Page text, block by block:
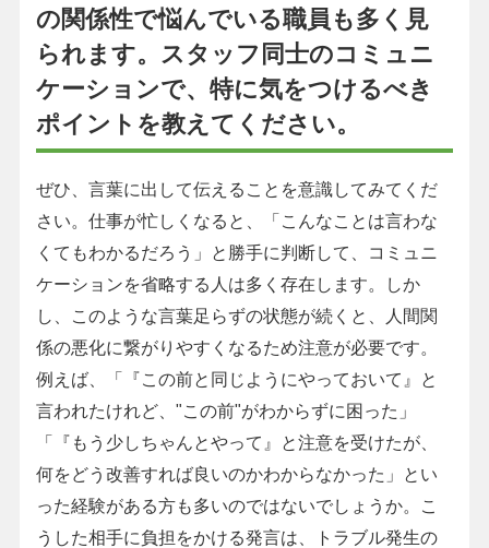
の関係性で悩んでいる職員も多く見
られます。スタッフ同士のコミュニ
ケーションで、特に気をつけるべき
ポイントを教えてください。
ぜひ、言葉に出して伝えることを意識してみてくだ
さい。仕事が忙しくなると、「こんなことは言わな
くてもわかるだろう」と勝手に判断して、コミュニ
ケーションを省略する人は多く存在します。しか
し、このような言葉足らずの状態が続くと、人間関
係の悪化に繋がりやすくなるため注意が必要です。
例えば、「『この前と同じようにやっておいて』と
言われたけれど、"この前"がわからずに困った」
「『もう少しちゃんとやって』と注意を受けたが、
何をどう改善すれば良いのかわからなかった」とい
った経験がある方も多いのではないでしょうか。こ
うした相手に負担をかける発言は、トラブル発生の